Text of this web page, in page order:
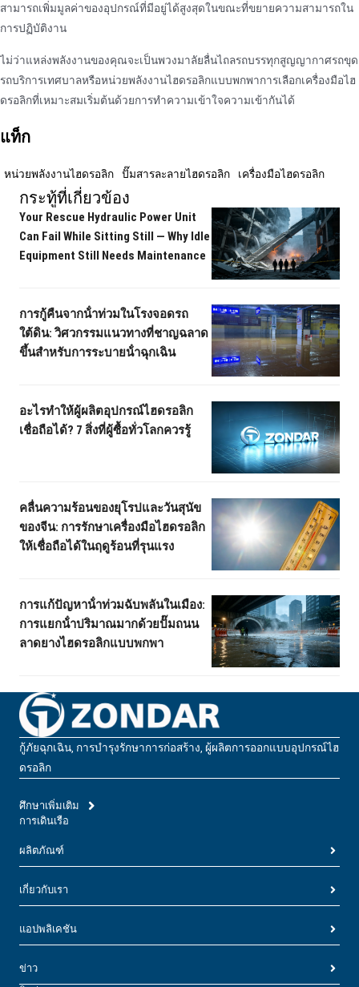
สามารถเพิ่มมูลค่าของอุปกรณ์ที่มีอยู่ได้สูงสุดในขณะที่ขยายความสามารถใน
การปฏิบัติงาน
ไม่ว่าแหล่งพลังงานของคุณจะเป็นพวงมาลัยลื่นไถลรถบรรทุกสูญญากาศรถขุด
รถบริการเทศบาลหรือหน่วยพลังงานไฮดรอลิกแบบพกพาการเลือกเครื่องมือไฮ
ดรอลิกที่เหมาะสมเริ่มต้นด้วยการทําความเข้าใจความเข้ากันได้
แท็ก
หน่วยพลังงานไฮดรอลิก ปั๊มสารละลายไฮดรอลิก เครื่องมือไฮดรอลิก
กระทู้ที่เกี่ยวข้อง
Your Rescue Hydraulic Power Unit
Can Fail While Sitting Still — Why Idle
Equipment Still Needs Maintenance
การกู้คืนจากน้ําท่วมในโรงจอดรถ
ใต้ดิน: วิศวกรรมแนวทางที่ชาญฉลาด
ขึ้นสําหรับการระบายน้ําฉุกเฉิน
อะไรทําให้ผู้ผลิตอุปกรณ์ไฮดรอลิก
เชื่อถือได้? 7 สิ่งที่ผู้ซื้อทั่วโลกควรรู้
คลื่นความร้อนของยุโรปและวันสุนัข
ของจีน: การรักษาเครื่องมือไฮดรอลิก
ให้เชื่อถือได้ในฤดูร้อนที่รุนแรง
การแก้ปัญหาน้ําท่วมฉับพลันในเมือง:
การแยกน้ําปริมาณมากด้วยปั๊มถนน
ลาดยางไฮดรอลิกแบบพกพา
กู้ภัยฉุกเฉิน, การบํารุงรักษาการก่อสร้าง, ผู้ผลิตการออกแบบอุปกรณ์ไฮ
ดรอลิก
ศึกษาเพิ่มเติม
การเดินเรือ
ผลิตภัณฑ์
เกี่ยวกับเรา
แอปพลิเคชัน
ข่าว